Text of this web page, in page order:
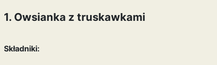
1. Owsianka z truskawkami
Składniki: